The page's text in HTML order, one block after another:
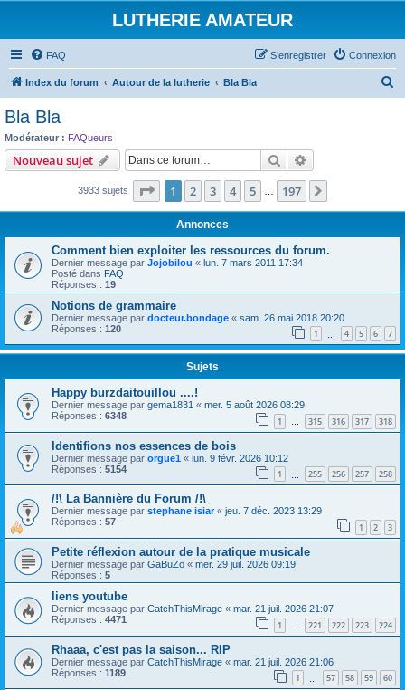
LUTHERIE AMATEUR
FAQ Connexion
S’enregistrer
Index du forum Autour de la lutherie Bla Bla
c
Bla Bla
Modérateur : FAQueurs
Nouveau sujet Rechercher
3933 sujets Page 1sur197
1 2 3 4 5 197
Annonces
Comment bien exploiter les ressources du forum.
Dernier message par Jojobilou « lun. 7 mars 2011 17:34
Posté dans FAQ
Réponses : 19
Notions de grammaire
Dernier message par docteur.bondage « sam. 26 mai 2018 20:20
Réponses : 120 1 4 5 6 7
Sujets
Happy burzdaitouillou ....!
Dernier message par gema1831 « mer. 5 août 2026 08:29
Réponses : 6348 1 … 315 316 317 318
Identifions nos essences de bois
Dernier message par orgue1 « lun. 9 févr. 2026 10:12
Réponses : 5154 1 255 256 257 258
/!\ La Bannière du Forum /!\
Dernier message par stephane isiar« jeu. 7 déc. 2023 13:29
Réponses : 57 1 2 3
Petite réflexion autour de la pratique musicale
Dernier message par GaBuZo « mer. 29 juil. 2026 09:19
Réponses : 5
liens youtube
Dernier message par CatchThisMirage « mar. 21 juil. 2026 21:07
Réponses : 4471 1 … 221 222 223 224
Rhaaa, c'est pas la saison... RIP
Dernier message par CatchThisMirage « mar. 21 juil. 2026 21:06
Réponses : 1189 1 57 58 59 60